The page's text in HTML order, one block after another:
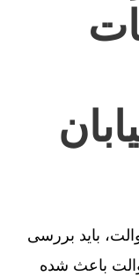
باید بررسی
باعث شده